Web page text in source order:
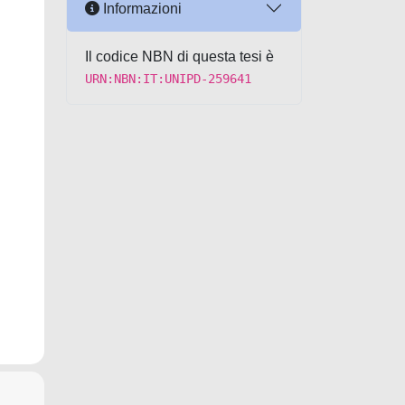
Informazioni
Il codice NBN di questa tesi è
URN:NBN:IT:UNIPD-259641